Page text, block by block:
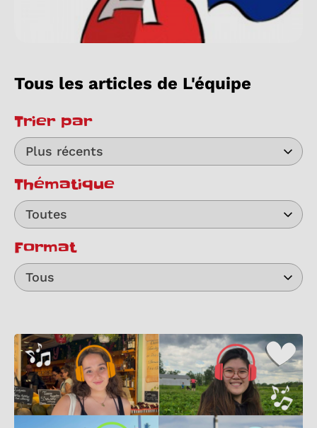
Tous les articles de L'équipe
Trier par
Plus récents
Thématique
Toutes
Format
Tous